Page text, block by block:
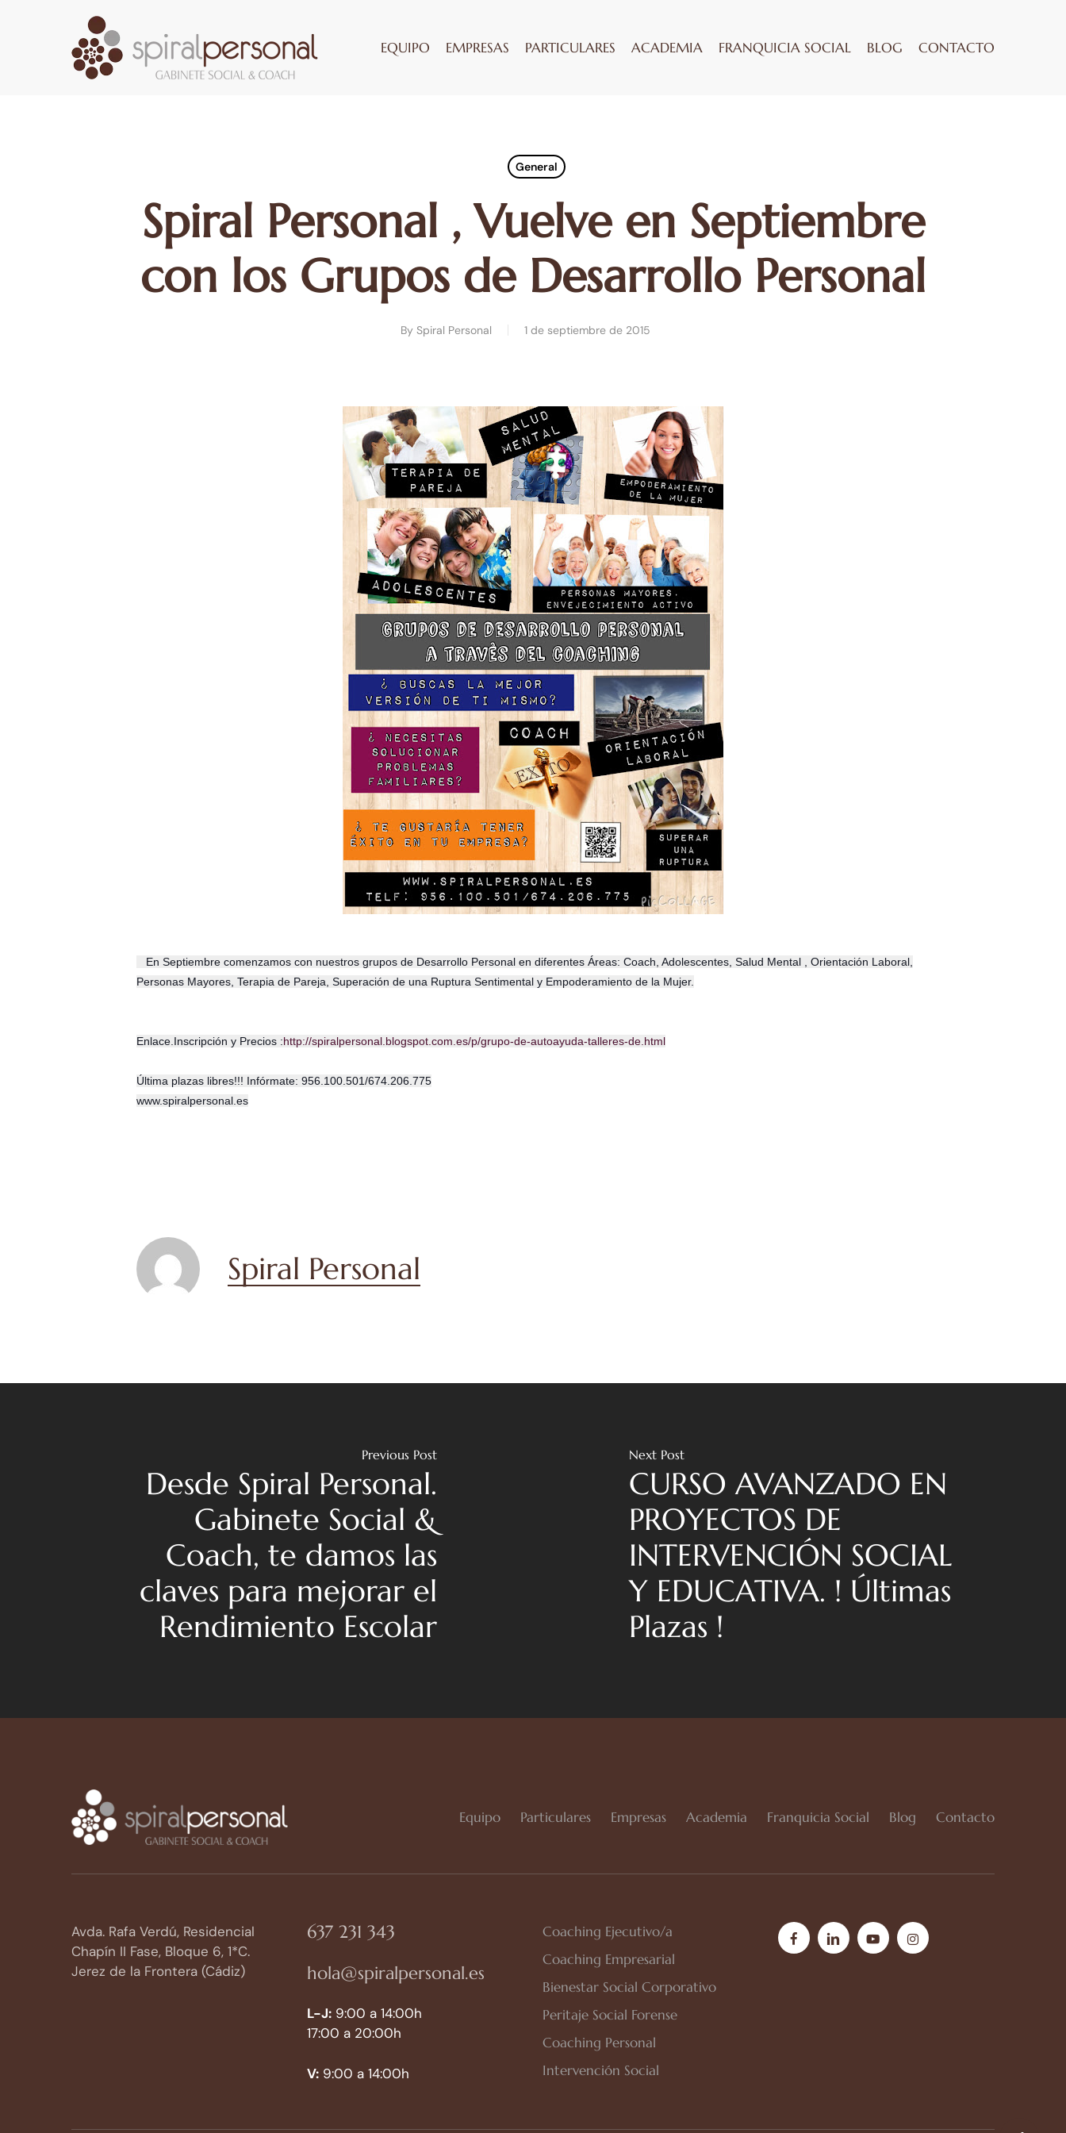
EQUIPO EMPRESAS PARTICULARES ACADEMIA FRANQUICIA SOCIAL BLOG CONTACTO
General
Spiral Personal , Vuelve en Septiembre
con los Grupos de Desarrollo Personal
By Spiral Personal 1 de septiembre de 2015
En Septiembre comenzamos con nuestros grupos de Desarrollo Personal en diferentes Áreas: Coach, Adolescentes, Salud Mental , Orientación Laboral,
Personas Mayores, Terapia de Pareja, Superación de una Ruptura Sentimental y Empoderamiento de la Mujer.
Enlace.Inscripción y Precios :http://spiralpersonal.blogspot.com.es/p/grupo-de-autoayuda-talleres-de.html
Última plazas libres!!! Infórmate: 956.100.501/674.206.775
www.spiralpersonal.es
Spiral Personal
Previous Post
Desde Spiral Personal.
Gabinete Social &
Coach, te damos las
claves para mejorar el
Rendimiento Escolar
Next Post
CURSO AVANZADO EN
PROYECTOS DE
INTERVENCIÓN SOCIAL
Y EDUCATIVA. ! Últimas
Plazas !
Equipo Particulares Empresas Academia Franquicia Social Blog Contacto
Avda. Rafa Verdú, Residencial
Chapín II Fase, Bloque 6, 1*C.
Jerez de la Frontera (Cádiz)
637 231 343
hola@spiralpersonal.es
L-J: 9:00 a 14:00h
17:00 a 20:00h
V: 9:00 a 14:00h
Coaching Ejecutivo/a
Coaching Empresarial
Bienestar Social Corporativo
Peritaje Social Forense
Coaching Personal
Intervención Social
facebooklinkedinyoutubeinstagram